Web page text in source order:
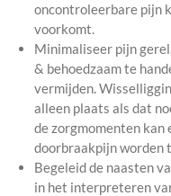
oncontroleerbare pijn
voorkomt.
Minimaliseer pijn
& behoedzaam te
vermijden.
alleen plaats als dat
de zorgmomenten
doorbraakpijn worden
Begeleid de naasten
in het interpreteren